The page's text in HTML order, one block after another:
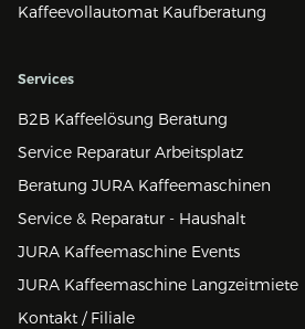
Kaffeevollautomat Kaufberatung
Services
B2B Kaffeelösung Beratung
Service Reparatur Arbeitsplatz
Beratung JURA Kaffeemaschinen
Service & Reparatur - Haushalt
JURA Kaffeemaschine Events
JURA Kaffeemaschine Langzeitmiete
Kontakt / Filiale